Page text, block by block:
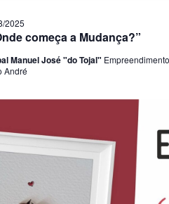
começa a Mudança?”
2025
Manuel José "do Tojal"
André